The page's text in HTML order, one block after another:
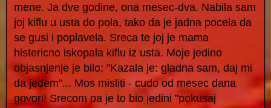
mene. Ja dve godine, ona mesec-dva. Nabila sam
joj kiflu u usta do pola, tako da je jadna pocela da
se gusi i poplavela. Sreca te joj je mama
histericno iskopala kiflu iz usta. Moje jedino
objasnjenje je bilo: "Kazala je: gladna sam, daj mi
da jedem"... Mos misliti - cudo od mesec dana
govori! Srecom pa je to bio jedini "pokusaj